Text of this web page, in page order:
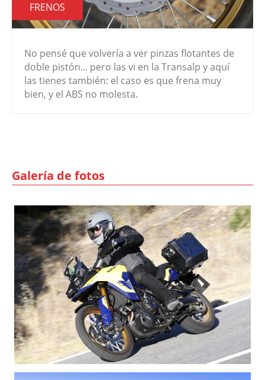
FRENOS
No pensé que volvería a ver pinzas flotantes de
doble pistón... pero las vi en la Transalp y aquí
las tienes también: el caso es que frena muy
bien, y el ABS no molesta.
Galería de fotos